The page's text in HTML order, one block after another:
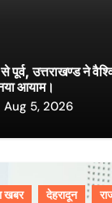
पूर्व, उत्तराखण्ड ने
आयाम।
Aug 5, 2026
खबर देहरादून